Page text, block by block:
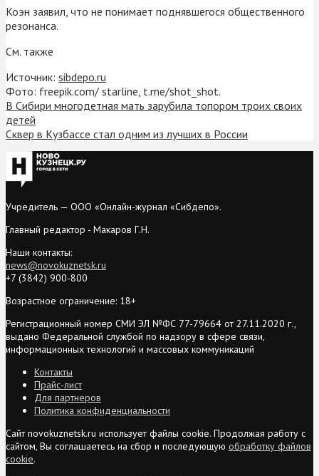
Коэн заявил, что не понимает поднявшегося общественного
резонанса.
См. также
Источник: sibdepo.ru
Фото: freepik.com/ starline, t.me/shot_shot.
В Сибири многодетная мать зарубила топором троих своих
детей
Сквер в Кузбассе стал одним из лучших в России
Учредитель — ООО «Онлайн-журнал «Сибдепо».
Главный редактор - Макаров Г.Н.
Наши контакты:
news@novokuznetsk.ru
+7 (3842) 900-800
Возрастное ограничение: 18+
Регистрационный номер СМИ ЭЛ №ФС 77-79664 от 27.11.2020 г.,
выдано Федеральной службой по надзору в сфере связи,
информационных технологий и массовых коммуникаций
Контакты
Прайс-лист
Для партнеров
Политика конфиденциальности
Сайт novokuznetsk.ru использует файлы cookie. Продолжая работу с
сайтом, Вы соглашаетесь на сбор и последующую обработку файлов
cookie.